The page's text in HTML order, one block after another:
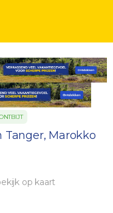
Marokko
op kaart